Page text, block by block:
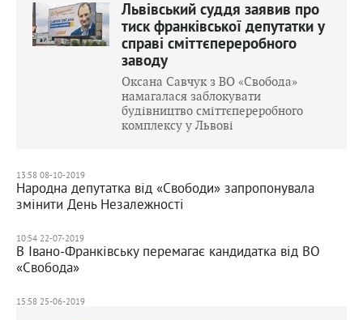
Львівський суддя заявив про
тиск франківської депутатки у
справі сміттєпереробного
заводу
Оксана Савчук з ВО «Свобода»
намагалася заблокувати
будівництво сміттєпереробного
комплексу у Львові
13:58 08-10-2019
Народна депутатка від «Свободи» запропонувала
змінити День Незалежності
10:54 22-07-2019
В Івано-Франківську перемагає кандидатка від ВО
«Свобода»
15:58 25-06-2019